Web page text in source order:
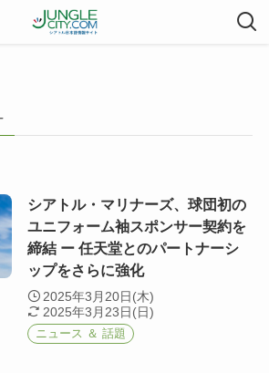
シアトル・マリナーズ、球団初の
ユニフォーム袖スポンサー契約を
締結 ー 任天堂とのパートナーシ
ップをさらに強化
2025年3月20日(木)
2025年3月23日(日)
ニュース ＆ 話題